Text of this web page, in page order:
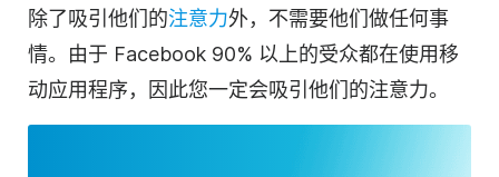
除了吸引他们的注意力外，不需要他们做任何事
情。由于 Facebook 90% 以上的受众都在使用移
动应用程序，因此您一定会吸引他们的注意力。